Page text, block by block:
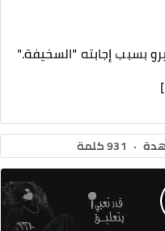
بسبب إجابته "السخيفة."
· 931 كلمة